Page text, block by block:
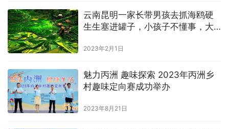
云南昆明一家长带男孩去抓海鸥硬
生生塞进罐子，小孩子不懂事，大
2023年2月1日
魅力丙洲 趣味探索 2023年丙洲乡
村趣味定向赛成功举办
2023年8月21日